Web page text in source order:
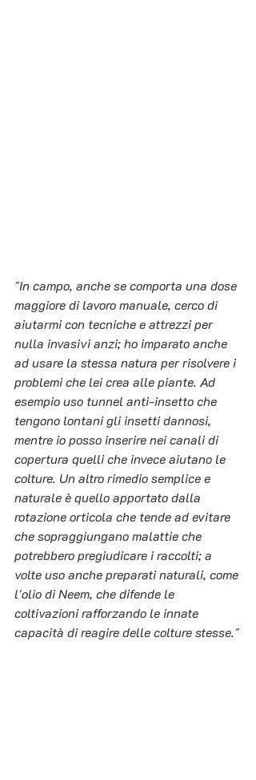
"In campo, anche se comporta una dose
maggiore di lavoro manuale, cerco di
aiutarmi con tecniche e attrezzi per
nulla invasivi anzi; ho imparato anche
ad usare la stessa natura per risolvere i
problemi che lei crea alle piante. Ad
esempio uso tunnel anti-insetto che
tengono lontani gli insetti dannosi,
mentre io posso inserire nei canali di
copertura quelli che invece aiutano le
colture. Un altro rimedio semplice e
naturale è quello apportato dalla
rotazione orticola che tende ad evitare
che sopraggiungano malattie che
potrebbero pregiudicare i raccolti; a
volte uso anche preparati naturali, come
l'olio di Neem, che difende le
coltivazioni rafforzando le innate
capacità di reagire delle colture stesse."